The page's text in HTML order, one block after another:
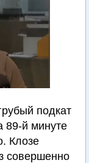
подкат
89-й минуте
Клозе
совершенно